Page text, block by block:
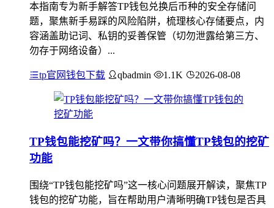
本指南专为新手解答TP钱包兑换后币种的安全存储问
题，聚焦新手易踩的风险陷阱，梳理核心存储要点，内
容涵盖助记词、私钥的妥善保管（切勿泄露给第三方、
勿存于网络设备）...
tp官网钱包下载 qbadmin 1.1K 2026-08-08
TP钱包能挖矿吗？一文带你搞懂TP钱包的挖矿
功能
围绕“TP钱包能挖矿吗”这一核心问题展开解读，聚焦TP
钱包的挖矿功能，旨在帮助用户清晰明确TP钱包是否具